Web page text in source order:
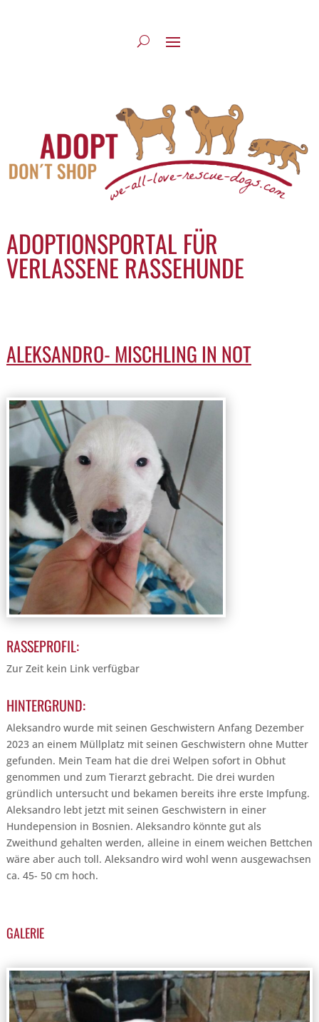
ADOPTIONSPORTAL FÜR
VERLASSENE RASSEHUNDE
ALEKSANDRO- MISCHLING IN NOT
RASSEPROFIL:
Zur Zeit kein Link verfügbar
HINTERGRUND:
Aleksandro wurde mit seinen Geschwistern Anfang Dezember
2023 an einem Müllplatz mit seinen Geschwistern ohne Mutter
gefunden. Mein Team hat die drei Welpen sofort in Obhut
genommen und zum Tierarzt gebracht. Die drei wurden
gründlich untersucht und bekamen bereits ihre erste Impfung.
Aleksandro lebt jetzt mit seinen Geschwistern in einer
Hundepension in Bosnien. Aleksandro könnte gut als
Zweithund gehalten werden, alleine in einem weichen Bettchen
wäre aber auch toll. Aleksandro wird wohl wenn ausgewachsen
ca. 45- 50 cm hoch.
GALERIE